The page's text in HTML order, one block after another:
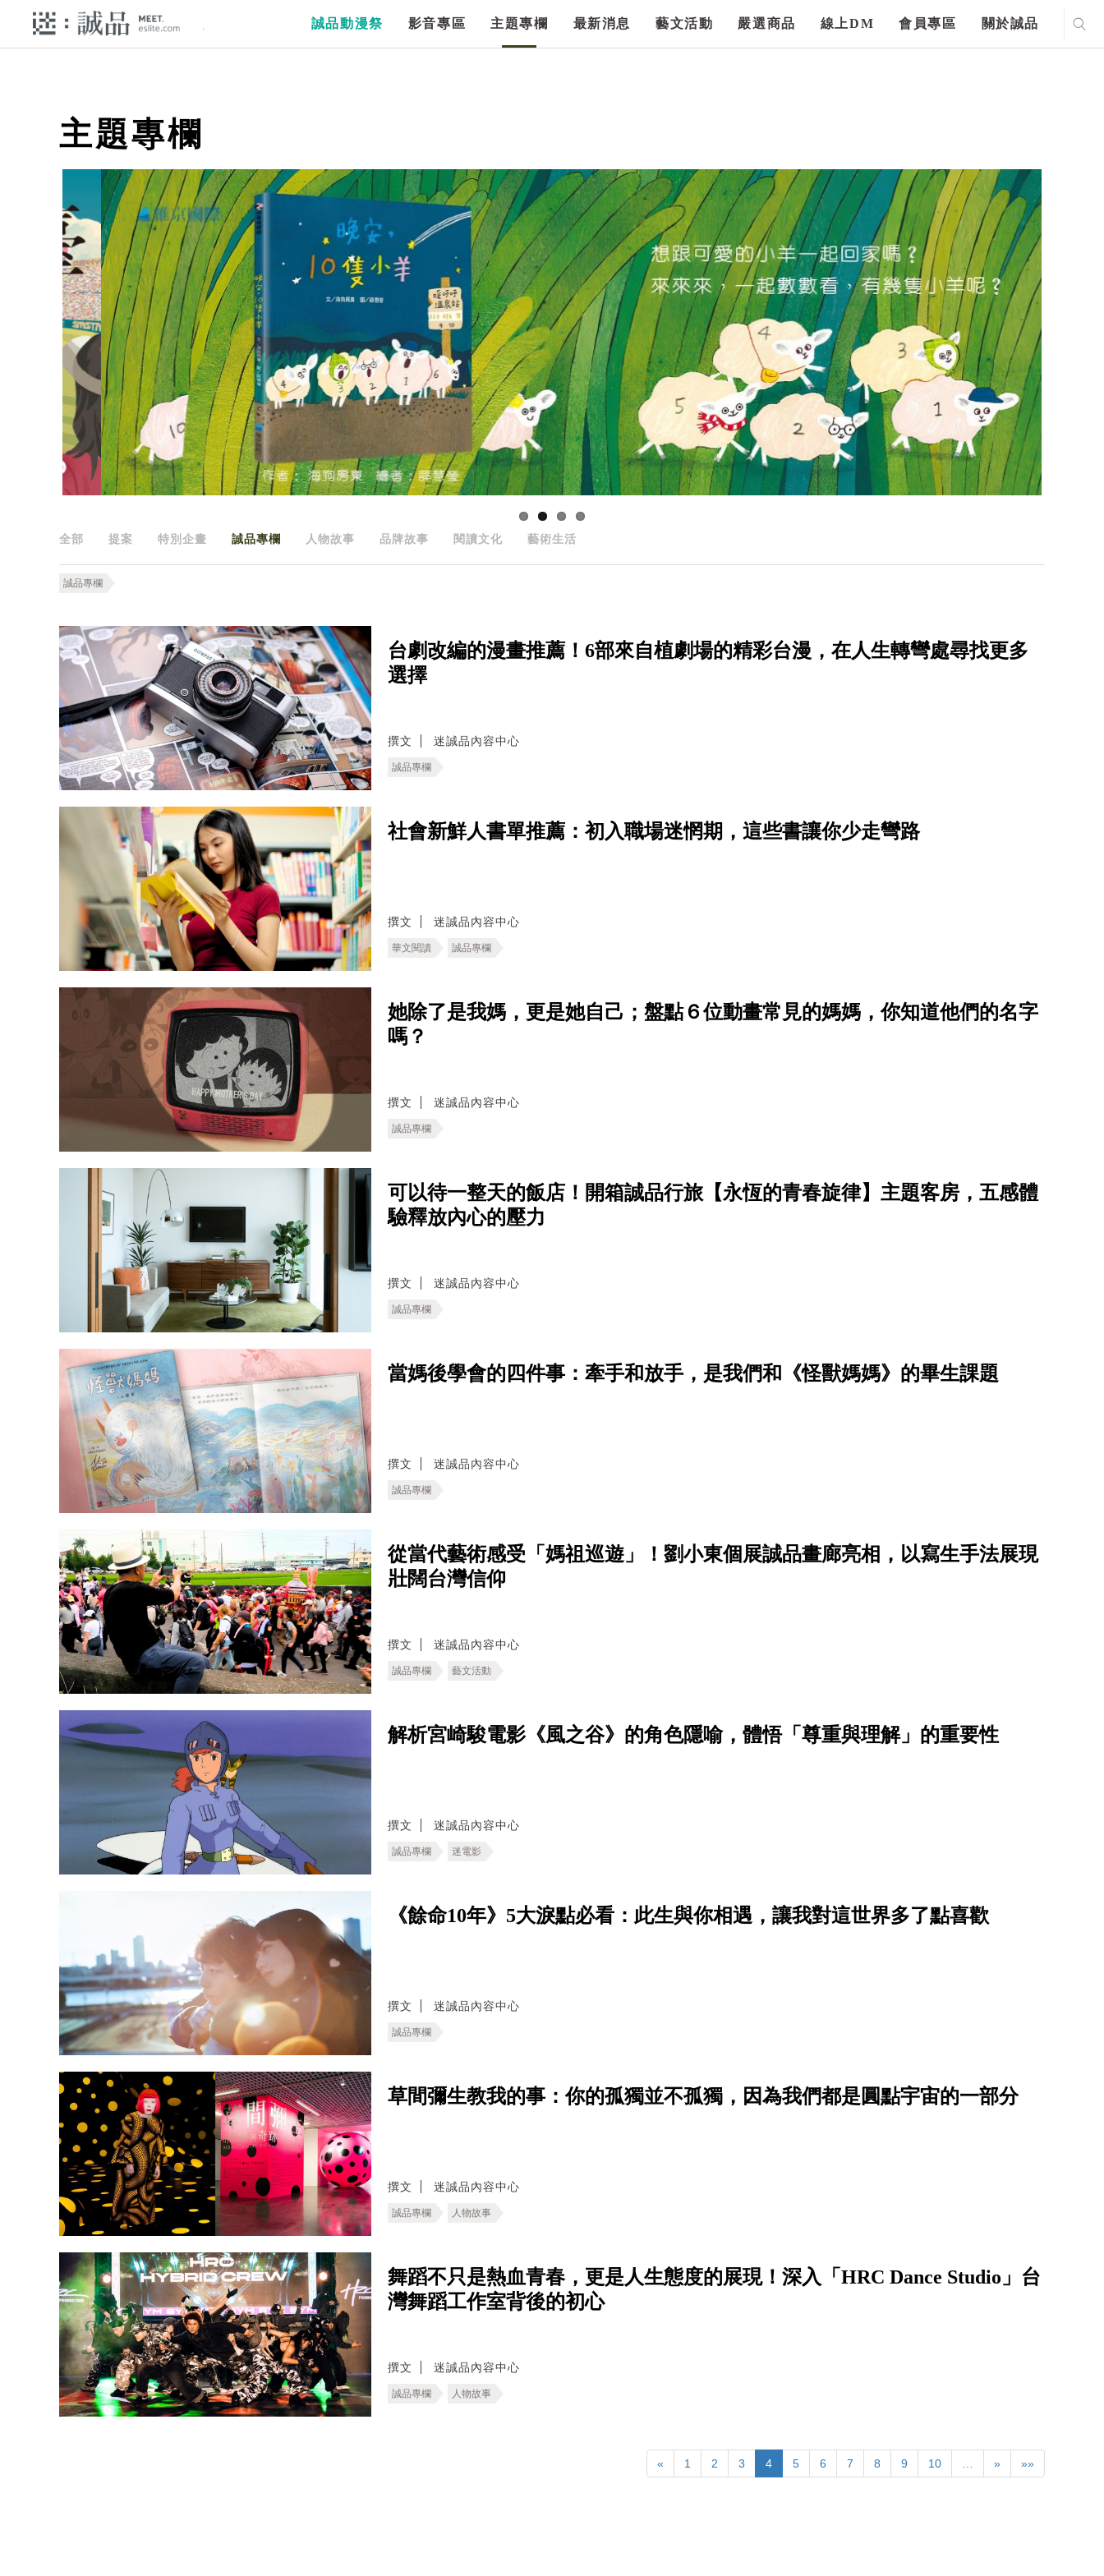
誠品動漫祭 影音專區 主題專欄 最新消息 藝文活動 嚴選商品 線上DM 會員專區 關於誠品
主題專欄
全部 提案 特別企畫 誠品專欄 人物故事 品牌故事 閱讀文化 藝術生活
誠品專欄
台劇改編的漫畫推薦！6部來自植劇場的精彩台漫，在人生轉彎處尋找更多
選擇
撰文 迷誠品內容中心
誠品專欄
社會新鮮人書單推薦：初入職場迷惘期，這些書讓你少走彎路
撰文 迷誠品內容中心
華文閱讀 誠品專欄
她除了是我媽，更是她自己；盤點６位動畫常見的媽媽，你知道他們的名字
嗎？
撰文 迷誠品內容中心
誠品專欄
可以待一整天的飯店！開箱誠品行旅【永恆的青春旋律】主題客房，五感體
驗釋放內心的壓力
撰文 迷誠品內容中心
誠品專欄
當媽後學會的四件事：牽手和放手，是我們和《怪獸媽媽》的畢生課題
撰文 迷誠品內容中心
誠品專欄
從當代藝術感受「媽祖巡遊」！劉小東個展誠品畫廊亮相，以寫生手法展現
壯闊台灣信仰
撰文 迷誠品內容中心
誠品專欄 藝文活動
解析宮崎駿電影《風之谷》的角色隱喻，體悟「尊重與理解」的重要性
撰文 迷誠品內容中心
誠品專欄 迷電影
《餘命10年》5大淚點必看：此生與你相遇，讓我對這世界多了點喜歡
撰文 迷誠品內容中心
誠品專欄
草間彌生教我的事：你的孤獨並不孤獨，因為我們都是圓點宇宙的一部分
撰文 迷誠品內容中心
誠品專欄 人物故事
舞蹈不只是熱血青春，更是人生態度的展現！深入「HRC Dance Studio」台
灣舞蹈工作室背後的初心
撰文 迷誠品內容中心
誠品專欄 人物故事
« 1 2 3 4 5 6 7 8 9 10 … » »»